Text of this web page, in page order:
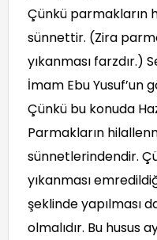
Çünkü parmakların
sünnettir. (Zira
yıkanması farzdır.)
İmam Ebu Yusuf’un
Çünkü bu konuda
Parmakların
sünnetlerindendir.
yıkanması
şeklinde yapılması
olmalıdır. Bu husus